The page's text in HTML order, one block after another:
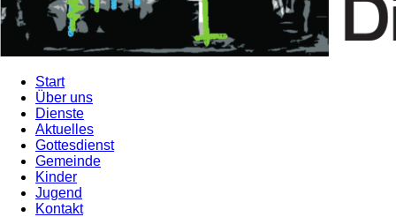
Start
Über uns
Dienste
Aktuelles
Gottesdienst
Gemeinde
Kinder
Jugend
Kontakt